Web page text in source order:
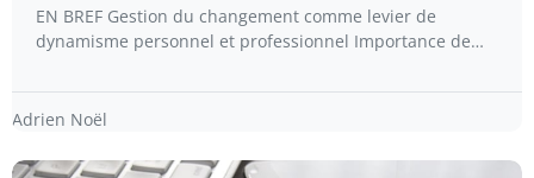
EN BREF Gestion du changement comme levier de
dynamisme personnel et professionnel Importance de…
Adrien Noël